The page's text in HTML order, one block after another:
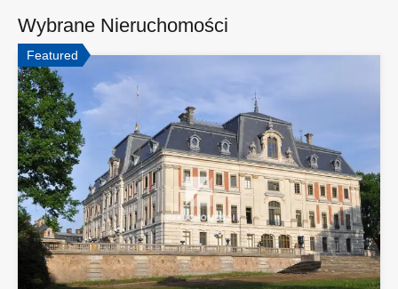
Wybrane Nieruchomości
Featured